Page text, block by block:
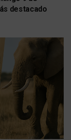
destacado